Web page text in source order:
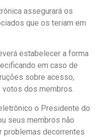
assegurará os
que os teriam em
estabelecer a forma
em caso de
sobre acesso,
dos membros.
o Presidente do
seus membros não
problemas decorrentes